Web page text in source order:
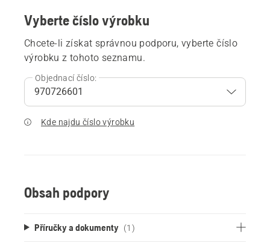
Vyberte číslo výrobku
Chcete-li získat správnou podporu, vyberte číslo
výrobku z tohoto seznamu.
Objednací číslo:
Kde najdu číslo výrobku
Obsah podpory
Příručky a dokumenty (1)